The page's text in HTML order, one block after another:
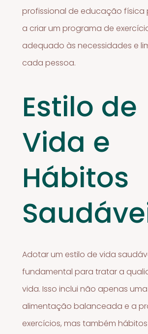
profissional de educação física
a criar um programa de
adequado às necessidades e
cada pessoa.
Estilo de
Vida e
Hábitos
Adotar um estilo de vida
fundamental para tratar a
vida. Isso inclui não apenas uma
alimentação balanceada e a
exercícios, mas também